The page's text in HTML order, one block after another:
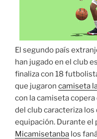
El segundo país
han jugado en el club
finaliza con 18
que jugaron camiseta
con la camiseta
del club caracteriza
equipación. Durante el
Micamisetanba los